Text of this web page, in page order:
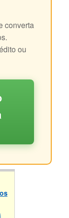
converta
ou